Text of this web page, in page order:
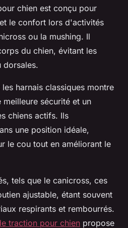
chien est conçu pour
le confort lors d'activités
ou la mushing. Il
du chien, évitant les
dorsales.
harnais classiques montre
sécurité et un
chiens actifs. Ils
une position idéale,
le cou tout en améliorant le
tels que le canicross, ces
ajustable, étant souvent
respirants et rembourrés.
traction pour chien propose